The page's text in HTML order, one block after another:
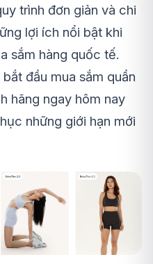
trình đơn giản và chi
lợi ích nổi bật khi
sắm hàng quốc tế.
đầu mua sắm quần
hãng ngay hôm nay
những giới hạn mới